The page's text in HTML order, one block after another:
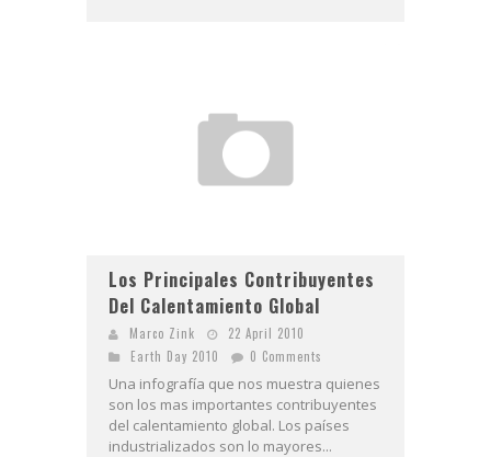
Los Principales Contribuyentes
Del Calentamiento Global
Marco Zink
22 April 2010
Earth Day 2010
0 Comments
Una infografía que nos muestra quienes
son los mas importantes contribuyentes
del calentamiento global. Los países
industrializados son lo mayores...